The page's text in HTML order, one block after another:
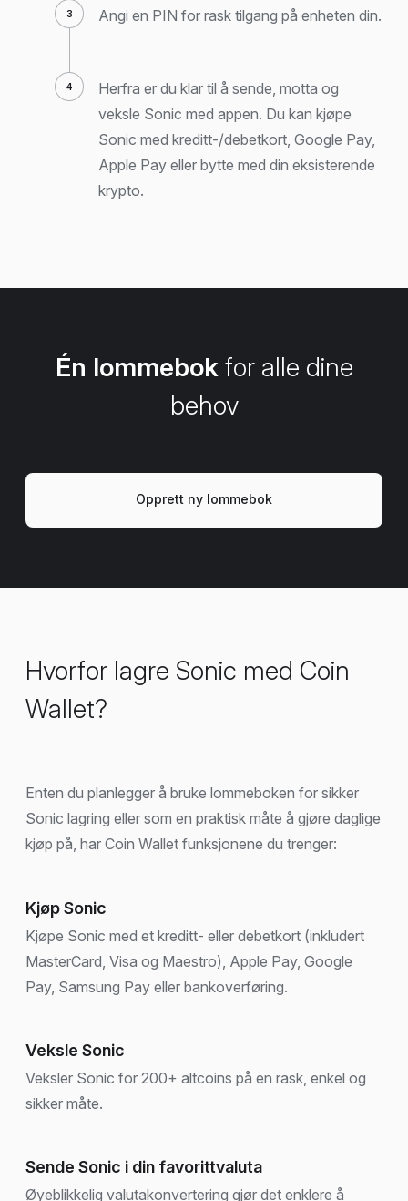
Angi en PIN for rask tilgang på enheten din.
Herfra er du klar til å sende, motta og
veksle Sonic med appen. Du kan kjøpe
Sonic med kreditt-/debetkort, Google Pay,
Apple Pay eller bytte med din eksisterende
krypto.
Én lommebok for alle dine
behov
Opprett ny lommebok
Hvorfor lagre Sonic med Coin
Wallet?
Enten du planlegger å bruke lommeboken for sikker
Sonic lagring eller som en praktisk måte å gjøre daglige
kjøp på, har Coin Wallet funksjonene du trenger:
Kjøp Sonic
Kjøpe Sonic med et kreditt- eller debetkort (inkludert
MasterCard, Visa og Maestro), Apple Pay, Google
Pay, Samsung Pay eller bankoverføring.
Veksle Sonic
Veksler Sonic for 200+ altcoins på en rask, enkel og
sikker måte.
Sende Sonic i din favorittvaluta
Øyeblikkelig valutakonvertering gjør det enklere å